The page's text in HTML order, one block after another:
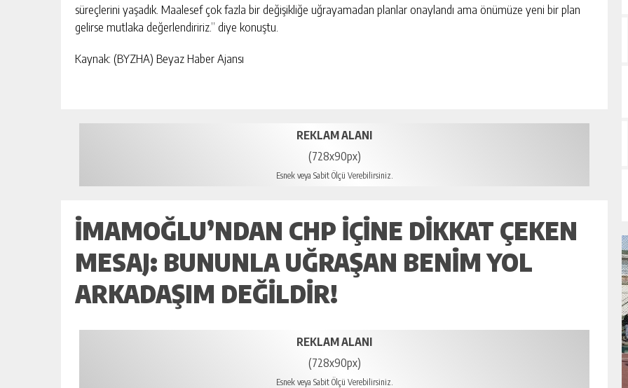
süreçlerini yaşadık. Maalesef çok fazla bir değişikliğe uğrayamadan planlar onaylandı ama önümüze yeni bir plan
gelirse mutlaka değerlendiririz.” diye konuştu.
Kaynak: (BYZHA) Beyaz Haber Ajansı
REKLAM ALANI
(728x90px)
Esnek veya Sabit Ölçü Verebilirsiniz.
İMAMOĞLU’NDAN CHP IÇINE DIKKAT ÇEKEN
MESAJ: BUNUNLA UĞRAŞAN BENIM YOL
ARKADAŞIM DEĞILDIR!
REKLAM ALANI
(728x90px)
Esnek veya Sabit Ölçü Verebilirsiniz.